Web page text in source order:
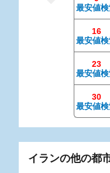
最安値
16
最安値
23
最安値
30
最安値
イランの他の都